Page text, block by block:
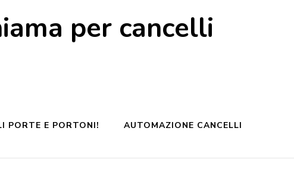
per cancelli
PORTE E PORTONI! AUTOMAZIONE CANCELLI